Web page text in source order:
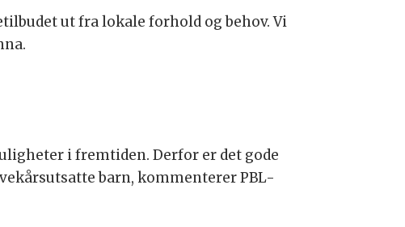
ut fra lokale forhold og behov. Vi
i fremtiden. Derfor er det gode
barn, kommenterer PBL-